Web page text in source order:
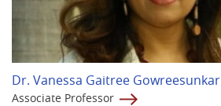
Dr. Vanessa Gaitree Gowreesunkar
Associate Professor